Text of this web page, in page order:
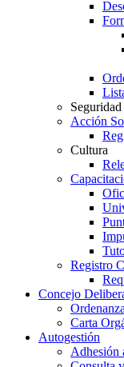
Acción
Cultura
Registro
Concejo
Carta
Autogestión
Adhesión